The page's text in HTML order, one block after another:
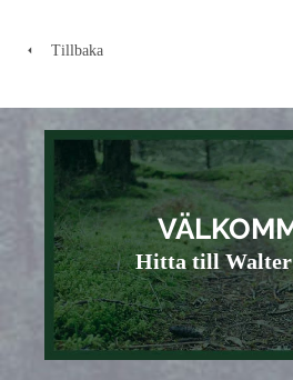
Tillbaka
Hitta till Walter